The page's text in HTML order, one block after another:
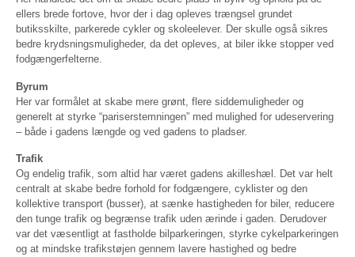
ellers brede fortove, hvor der i dag opleves trængsel grundet
butiksskilte, parkerede cykler og skoleelever. Der skulle også sikres
bedre krydsningsmuligheder, da det opleves, at biler ikke stopper ved
fodgængerfelterne.
Byrum
Her var formålet at skabe mere grønt, flere siddemuligheder og
generelt at styrke “pariserstemningen” med mulighed for udeservering
– både i gadens længde og ved gadens to pladser.
Trafik
Og endelig trafik, som altid har været gadens akilleshæl. Det var helt
centralt at skabe bedre forhold for fodgængere, cyklister og den
kollektive transport (busser), at sænke hastigheden for biler, reducere
den tunge trafik og begrænse trafik uden ærinde i gaden. Derudover
var det væsentligt at fastholde bilparkeringen, styrke cykelparkeringen
og at mindske trafikstøjen gennem lavere hastighed og bedre